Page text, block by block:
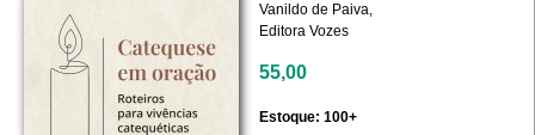
Vanildo de Paiva,
Editora Vozes
55,00
Estoque: 100+